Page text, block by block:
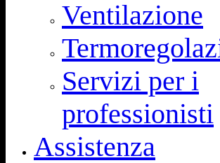
Ventilazione
Servizi per i
professionisti
Assistenza